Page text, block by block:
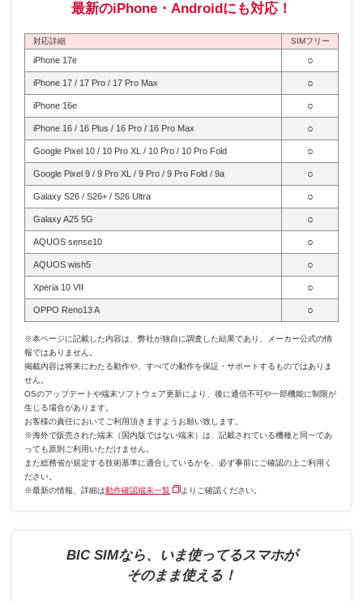
最新のiPhone・Androidにも対応！
対応詳細 SIMフリー
iPhone 17e ○
iPhone 17 / 17 Pro / 17 Pro Max ○
iPhone 16e ○
iPhone 16 / 16 Plus / 16 Pro / 16 Pro Max ○
Google Pixel 10 / 10 Pro XL / 10 Pro / 10 Pro Fold ○
Google Pixel 9 / 9 Pro XL / 9 Pro / 9 Pro Fold / 9a ○
Galaxy S26 / S26+ / S26 Ultra ○
Galaxy A25 5G ○
AQUOS sense10 ○
AQUOS wish5 ○
Xperia 10 VII ○
OPPO Reno13 A ○
※本ページに記載した内容は、弊社が独自に調査した結果であり、メーカー公式の情
報ではありません。
掲載内容は将来にわたる動作や、すべての動作を保証・サポートするものではありま
せん。
OSのアップデートや端末ソフトウェア更新により、後に通信不可や一部機能に制限が
生じる場合があります。
お客様の責任においてご利用頂きますようお願い致します。
※海外で販売された端末（国内版ではない端末）は、記載されている機種と同一であ
っても原則ご利用いただけません。
また総務省が規定する技術基準に適合しているかを、必ず事前にご確認の上ご利用く
ださい。
※最新の情報、詳細は動作確認端末一覧 よりご確認ください。
BIC SIMなら、いま使ってるスマホが
そのまま使える！